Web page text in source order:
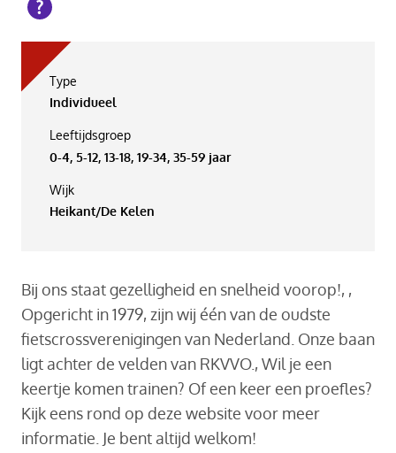
Type
Individueel
Leeftijdsgroep
0-4, 5-12, 13-18, 19-34, 35-59 jaar
Wijk
Heikant/De Kelen
Bij ons staat gezelligheid en snelheid voorop!, ,
Opgericht in 1979, zijn wij één van de oudste
fietscrossverenigingen van Nederland. Onze baan
ligt achter de velden van RKVVO., Wil je een
keertje komen trainen? Of een keer een proefles?
Kijk eens rond op deze website voor meer
informatie. Je bent altijd welkom!